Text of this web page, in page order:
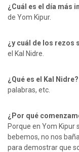
¿Cuál es el día más
de Yom Kipur.
¿y cuál de los rezos
el Kal Nidre.
¿Qué es el Kal Nidre?
palabras, etc.
¿Por qué
Porque en Yom Kipur
bebemos, no nos
para demostrar que